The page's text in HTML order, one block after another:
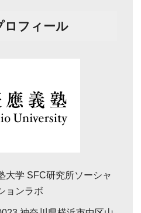
ロフィール
大学 SFC研究所ソーシャ
ョンラボ